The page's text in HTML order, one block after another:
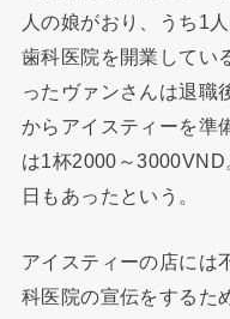
人の娘がおり、うち1
歯科医院を開業してい
ったヴァンさんは退職
からアイスティーを準
は1杯2000～3000VND
日もあったという。
アイスティーの店には
科医院の宣伝をするた